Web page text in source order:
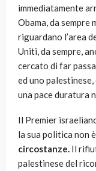
immediatamente
Obama, da
riguardano l’area
Uniti, da sempre,
cercato di far
ed uno
una pace duratura
Il Premier
la sua politica non
circostanze. Il
palestinese del